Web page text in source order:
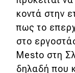
Αποστολή
Συγκρίνουμε
κοντά στην
πως το
στο
Mesto στη
δηλαδή που